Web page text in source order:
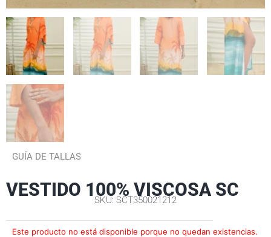
VESTIDO 100% VISCOSA SC
SKU: SCT350021212
Este producto no está disponible porque no quedan existencias.
GUÍA DE TALLAS